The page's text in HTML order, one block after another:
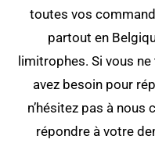
toutes vos
partout en
limitrophes. Si vous
avez besoin pour
n’hésitez pas à
répondre à votre